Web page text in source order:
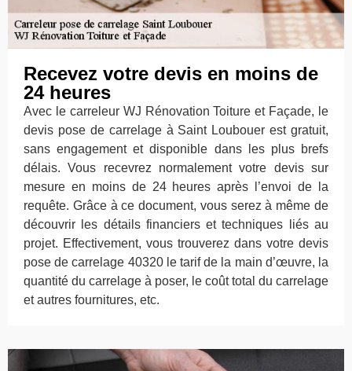
Recevez votre devis en moins de
24 heures
Avec le carreleur WJ Rénovation Toiture et Façade, le
devis pose de carrelage à Saint Loubouer est gratuit,
sans engagement et disponible dans les plus brefs
délais. Vous recevrez normalement votre devis sur
mesure en moins de 24 heures après l’envoi de la
requête. Grâce à ce document, vous serez à même de
découvrir les détails financiers et techniques liés au
projet. Effectivement, vous trouverez dans votre devis
pose de carrelage 40320 le tarif de la main d’œuvre, la
quantité du carrelage à poser, le coût total du carrelage
et autres fournitures, etc.